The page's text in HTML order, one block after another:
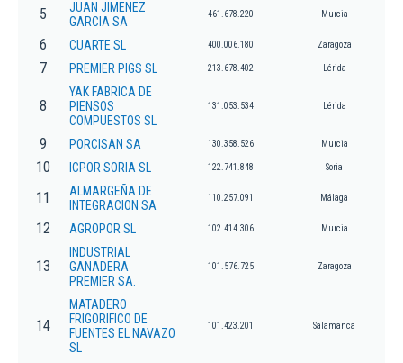
5
JUAN JIMENEZ
GARCIA SA
461.678.220 Murcia
6 CUARTE SL 400.006.180 Zaragoza
7 PREMIER PIGS SL 213.678.402 Lérida
8
YAK FABRICA DE
PIENSOS
COMPUESTOS SL
131.053.534 Lérida
9 PORCISAN SA 130.358.526 Murcia
10 ICPOR SORIA SL 122.741.848 Soria
11
ALMARGEÑA DE
INTEGRACION SA
110.257.091 Málaga
12 AGROPOR SL 102.414.306 Murcia
13
INDUSTRIAL
GANADERA
PREMIER SA.
101.576.725 Zaragoza
14
MATADERO
FRIGORIFICO DE
FUENTES EL NAVAZO
SL
101.423.201 Salamanca